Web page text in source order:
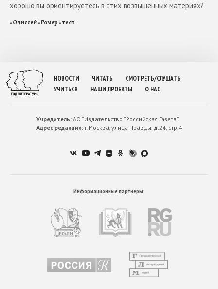
хорошо вы ориентируетесь в этих возвышенных материях?
#Одиссей#Гомер#тест
НОВОСТИ ЧИТАТЬ
СМОТРЕТЬ/СЛУШАТЬ
УЧИТЬСЯ
НАШИ ПРОЕКТЫ О НАС
Учредитель:АО “Издательство ”Российская Газета”
Адрес редакции:г.Москва, улица Правды. д.24, стр.4
Информационные партнеры: